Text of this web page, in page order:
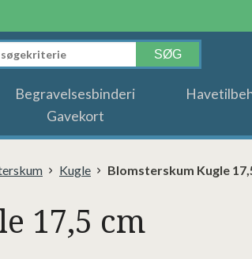
Begravelsesbinderi
Gavekort
Kugle Blomsterskum Kugle
17,5 cm